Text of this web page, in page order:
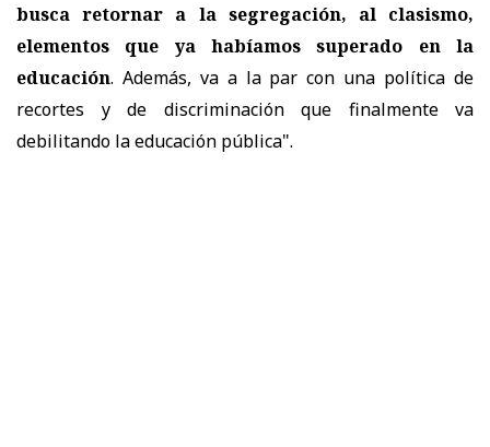
busca retornar a la segregación, al clasismo,
elementos que ya habíamos superado en la
educación. Además, va a la par con una política de
recortes y de discriminación que finalmente va
debilitando la educación pública".